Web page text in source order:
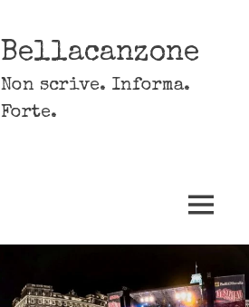
Bellacanzone
Non scrive. Informa.
Forte.
MENU